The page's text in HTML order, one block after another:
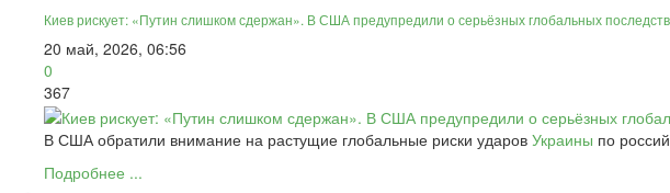
Киев рискует: «Путин слишком сдержан». В США предупредили о серьёзных глобальных
20 май, 2026, 06:56
0
367
В США обратили внимание на растущие глобальные риски ударов Украины по
Подробнее ...